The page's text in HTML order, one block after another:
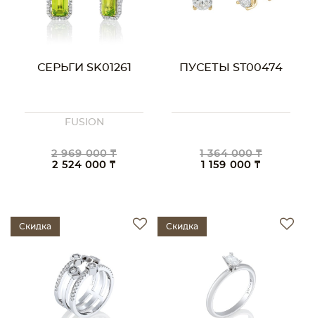
СЕРЬГИ SK01261
FUSION
2 969 000 ₸
2 524 000 ₸
ПУСЕТЫ ST00474
1 364 000 ₸
1 159 000 ₸
Скидка Скидка